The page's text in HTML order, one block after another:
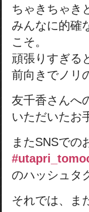
ちゃきちゃき
みんなに的確
こそ。
頑張りすぎる
前向きでノリ
友千香さんへ
いただいたお
またSNSでの
のハッシュタ
それでは、ま